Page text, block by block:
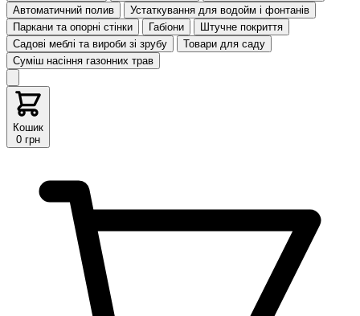
Автоматичний полив
Устаткування для водойм і фонтанів
Паркани та опорні стінки
Габіони
Штучне покриття
Садові меблі та вироби зі зрубу
Товари для саду
Суміш насіння газонних трав
Кошик
0 грн